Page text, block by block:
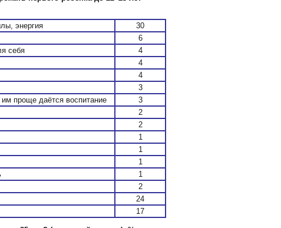
энергия
30
6
себя
4
4
4
3
проще даётся воспитание
3
2
2
1
1
1
1
2
24
17